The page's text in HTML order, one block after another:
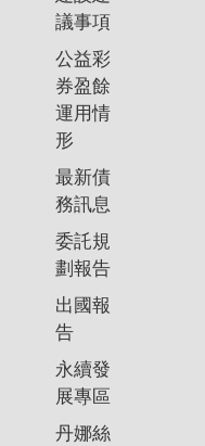
議事項
公益彩
券盈餘
運用情
形
最新債
務訊息
委託規
劃報告
出國報
告
永續發
展專區
丹娜絲